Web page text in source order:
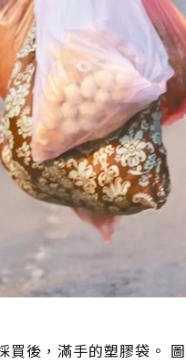
買後，滿手的塑膠袋。